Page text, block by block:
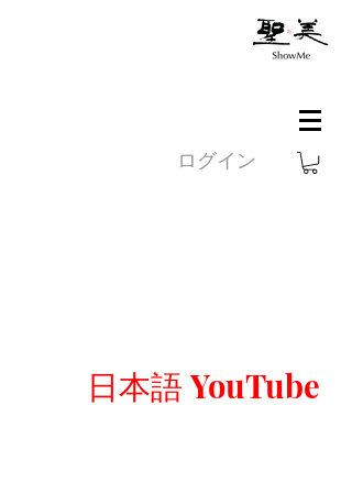
ログイン
日本語 YouTube